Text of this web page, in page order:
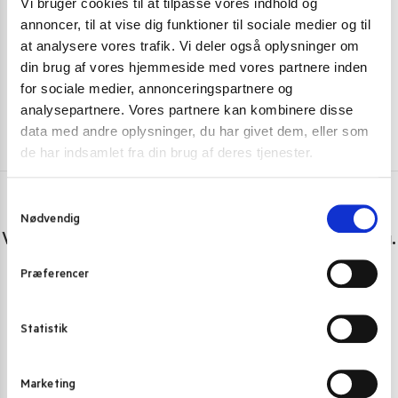
annoncer, til at vise dig funktioner til sociale medier og til
at analysere vores trafik. Vi deler også oplysninger om
din brug af vores hjemmeside med vores partnere inden
for sociale medier, annonceringspartnere og
analysepartnere. Vores partnere kan kombinere disse
data med andre oplysninger, du har givet dem, eller som
de har indsamlet fra din brug af deres tjenester.
m
Nødvendig
Præferencer
Statistik
Marketing
69,00 kr.
Tilføj til kurv
38,00
Har du spørgsmål eller brug for hjælp?
Vi er lige her. Kundeservice sidder klar til at hjælpe dig.